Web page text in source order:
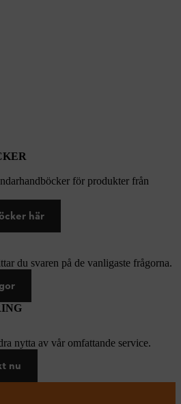
för produkter från
här
du svaren på de vanligaste frågorna.
nytta av vår omfattande service.
nu